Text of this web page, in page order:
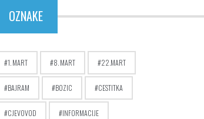
OZNAKE
1. MART 8. MART 22.MART
BAJRAM BOZIC CESTITKA
CJEVOVOD INFORMACIJE